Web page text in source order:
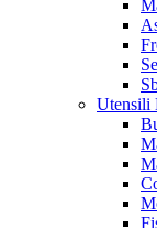
Utensili